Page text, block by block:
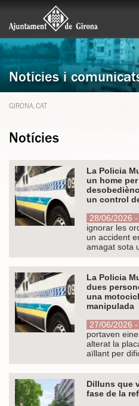
Notícies i
GIRONA.CAT
Notícies
La Policia
un home
un control
28/06/2026
ignorar les
un accident
amagat sota
La Policia
dues
una
manipulada
27/06/2026
portaven
alterat la
aïllant per
Dilluns que
fase de la